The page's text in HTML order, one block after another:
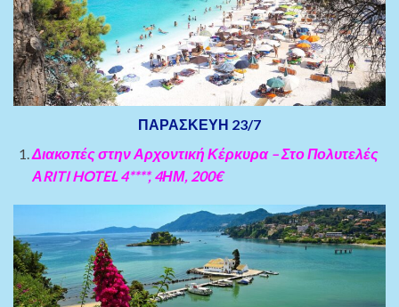
ΠΑΡΑΣΚΕΥΗ 23/7
Διακοπές στην Αρχοντική Κέρκυρα – Στο Πολυτελές
ΑRITI HOTEL 4****, 4ΗΜ, 200€